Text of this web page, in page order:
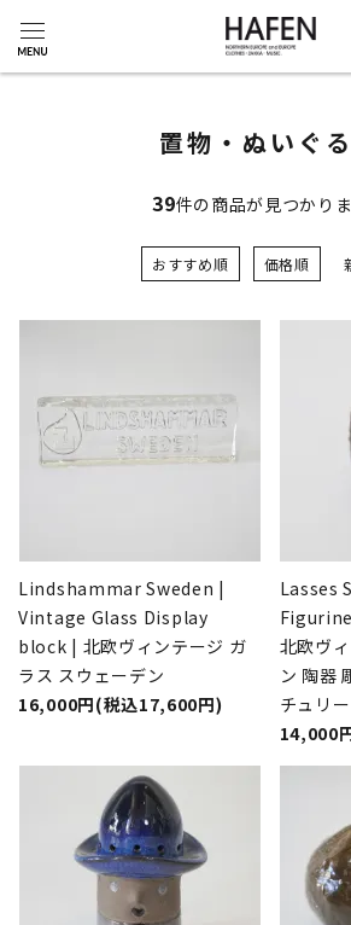
置物・ぬいぐ
39件の商品が見つかり
おすすめ順 価格順
Lindshammar Sweden |
Vintage Glass Display
block | 北欧ヴィンテージ ガ
ラス スウェーデン
16,000円(税込17,600円)
Lasses
北欧ヴ
ン 陶器
チュリ
14,000